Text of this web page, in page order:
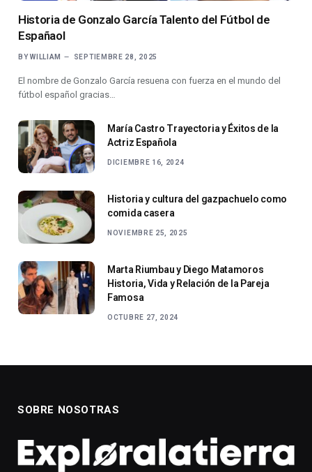
Historia de Gonzalo García Talento del Fútbol de
Españaol
BY WILLIAM SEPTIEMBRE 28, 2025
El nombre de Gonzalo García resuena con fuerza en el mundo del
fútbol español gracias…
María Castro Trayectoria y Éxitos de la
Actriz Española
DICIEMBRE 16, 2024
Historia y cultura del gazpachuelo como
comida casera
NOVIEMBRE 25, 2025
Marta Riumbau y Diego Matamoros
Historia, Vida y Relación de la Pareja
Famosa
OCTUBRE 27, 2024
SOBRE NOSOTRAS